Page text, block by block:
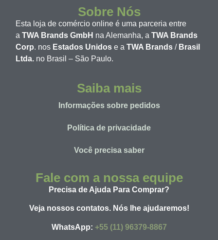
Sobre Nós
Esta loja de comércio online é uma parceria entre
aTWA Brands GmbH na Alemanha, aTWA Brands
Corp. nos Estados Unidos e a TWA Brands / Brasil
Ltda. no Brasil – São Paulo.
Saiba mais
Informações sobre pedidos
Política de privacidade
Você precisa saber
Fale com a nossa equipe
Precisa de Ajuda Para Comprar?
Veja nossos contatos. Nós lhe ajudaremos!
WhatsApp: +55 (11) 96379-8867